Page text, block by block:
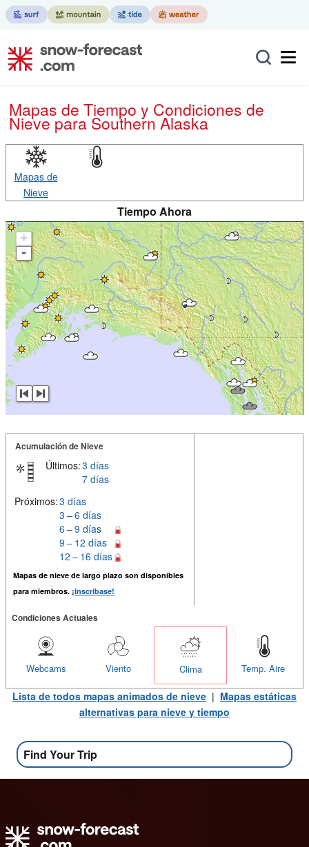
Mapas de Tiempo y Condiciones de
Nievepara Southern Alaska
Mapas de
Nieve
Tiempo Ahora
+
-
Acumulación de Nieve
Últimos:3 días
7 días
Próximos:3 días
3 – 6 días
6 – 9 días
9 – 12 días
12 – 16 días
Mapas de nieve de largo plazo son disponibles
para miembros. ¡Inscríbase!
Condiciones Actuales
Temp. Aire
Clima
Viento
Webcams
Lista de todos mapas animados de nieve | Mapas estáticas
alternativas para nieve y tiempo
Find Your Trip